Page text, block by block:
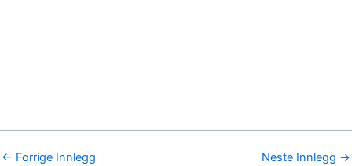
← Forrige Innlegg Neste Innlegg →